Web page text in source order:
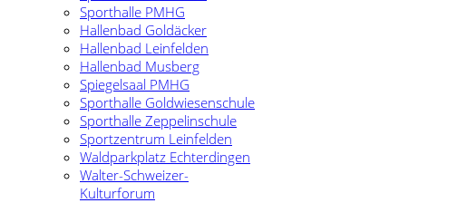
Sporthalle PMHG
Hallenbad Goldäcker
Hallenbad Leinfelden
Hallenbad Musberg
Spiegelsaal PMHG
Sporthalle Goldwiesenschule
Sporthalle Zeppelinschule
Sportzentrum Leinfelden
Waldparkplatz Echterdingen
Walter-Schweizer-
Kulturforum